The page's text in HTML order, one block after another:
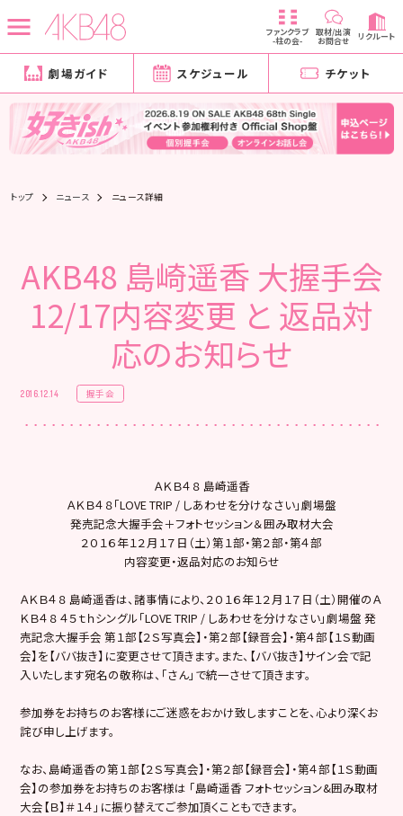
ファンクラブ
-柱の会-
取材/出演
お問合せ リクルート
劇場ガイド スケジュール チケット
トップ ニュース ニュース詳細
AKB48 島崎遥香 大握手会
12/17内容変更 と 返品対
応のお知らせ
2016.12.14 握手会
ＡＫＢ４８ 島崎遥香
ＡＫＢ４８「LOVE TRIP / しあわせを分けなさい」劇場盤
発売記念大握手会＋フォトセッション＆囲み取材大会
２０１６年１２月１７日（土）第１部・第２部・第４部
内容変更・返品対応のお知らせ
ＡＫＢ４８ 島崎遥香は、諸事情により、２０１６年１２月１７日（土）開催のＡ
ＫＢ４８ ４５ｔｈシングル「LOVE TRIP / しあわせを分けなさい」劇場盤 発
売記念大握手会 第１部【２Ｓ写真会】・第２部【録音会】・第４部【１Ｓ動画
会】を【ババ抜き】に変更させて頂きます。また、【ババ抜き】サイン会で記
入いたします宛名の敬称は、「さん」で統一させて頂きます。
参加券をお持ちのお客様にご迷惑をおかけ致しますことを、心より深くお
詫び申し上げます。
なお、島崎遥香の第１部【２Ｓ写真会】・第２部【録音会】・第４部【１Ｓ動画
会】の参加券をお持ちのお客様は 「島崎遥香 フォトセッション&囲み取材
大会【Ｂ】＃１４」に振り替えてご参加頂くこともできます。